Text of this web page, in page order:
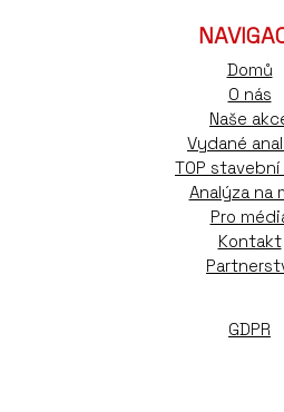
Domů
O nás
Naše
Vydané
TOP
Analýza na
Pro
Kontakt
GDPR